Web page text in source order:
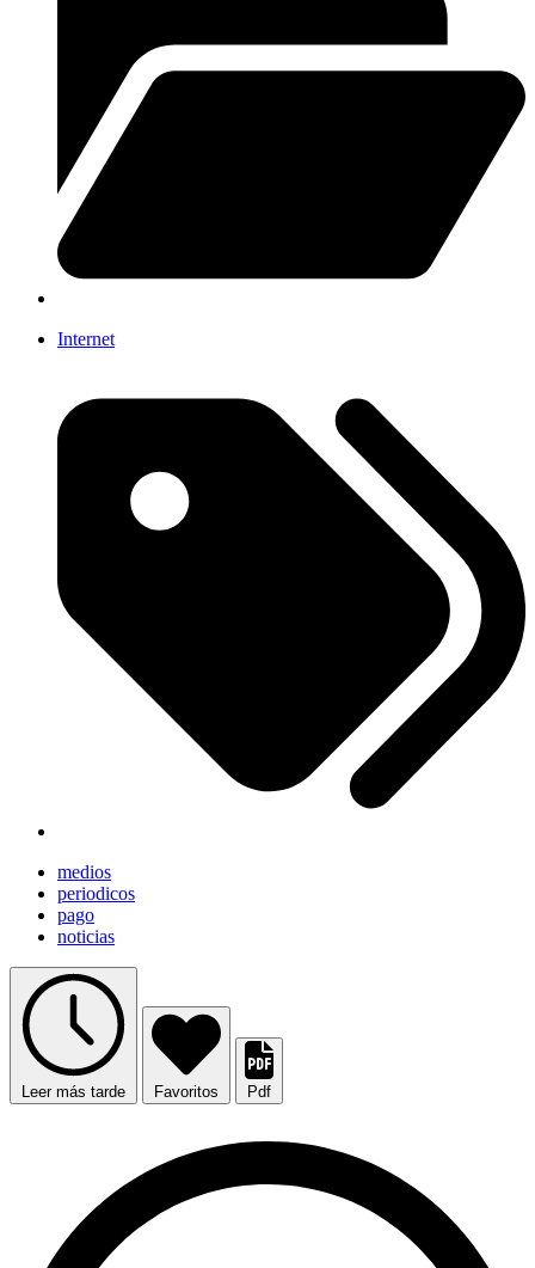
Internet
medios
periodicos
pago
noticias
Leer más tarde Favoritos Pdf